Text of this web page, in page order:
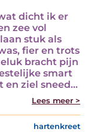
dicht ik er
zee vol
stuk als
fier en trots
bracht pijn
smart
en ziel sneed…
Lees meer >
hartenkreet